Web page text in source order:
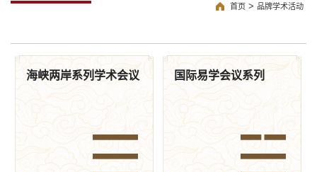
首页 > 品牌学术活动
海峡两岸系列学术会议 国际易学会议系列